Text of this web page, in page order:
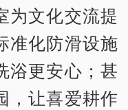
为文化交流提
准化防滑设施
浴更安心；甚
，让喜爱耕作